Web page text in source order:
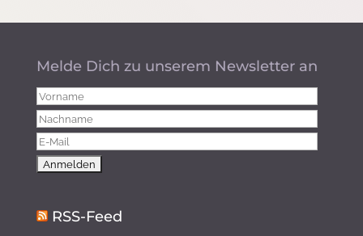
Melde Dich zu unserem Newsletter an
RSS-Feed